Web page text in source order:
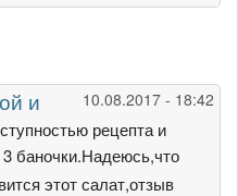
10.08.2017 - 18:42
и
рецепта и
баночки.Надеюсь,что
этот салат,отзыв